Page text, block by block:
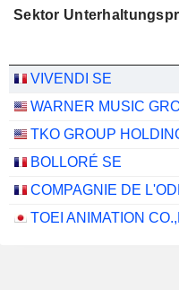
Sektor
VIVENDI SE
BOLLORÉ SE
TOEI ANIMATION